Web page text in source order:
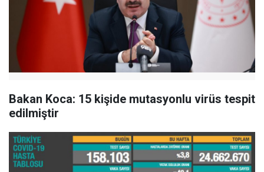
Bakan Koca: 15 kişide mutasyonlu virüs tespit
edilmiştir